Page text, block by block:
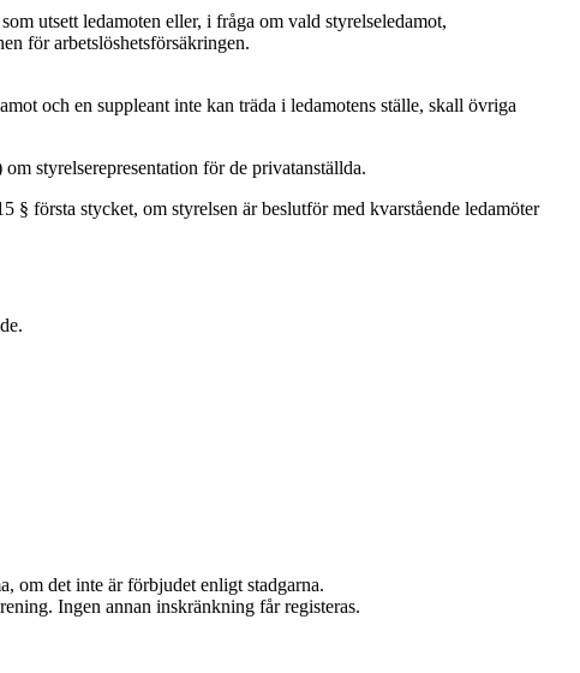
utsett ledamoten eller, i fråga om vald styrelseledamot,
för arbetslöshetsförsäkringen.
och en suppleant inte kan träda i ledamotens ställe, skall övriga
styrelserepresentation för de privatanställda.
§ första stycket, om styrelsen är beslutför med kvarstående ledamöter
om det inte är förbjudet enligt stadgarna.
Ingen annan inskränkning får registeras.